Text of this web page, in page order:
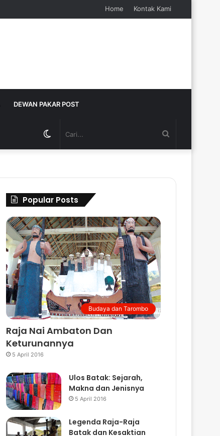
Home Kontak Kami
DEWAN PAKAR POST
Switch
Popular Posts
Budaya dan Tarombo
Raja Nai Ambaton Dan
Keturunannya
5 April 2016
Ulos Batak: Sejarah,
Makna dan Jenisnya
5 April 2016
Legenda Raja-Raja
Batak dan Kesaktian